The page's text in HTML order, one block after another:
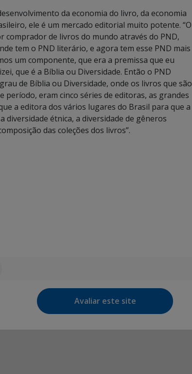
da economia do livro, da economia
ele é um mercado editorial muito potente. “O
de livros do mundo através do PND,
tem o PND literário, e agora tem esse PND mais
um componente, que era a premissa que eu
que é a Bíblia ou Diversidade. Então o PND
de Bíblia ou Diversidade, onde os livros que são
período, eram cinco séries de editoras, as grandes
a editora dos vários lugares do Brasil para que a
étnica, a diversidade de gêneros
das coleções dos livros”.
Avaliar este site